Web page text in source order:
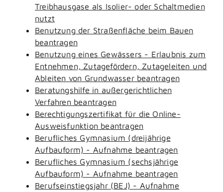
Treibhausgase als Isolier- oder Schaltmedien
nutzt
Benutzung der Straßenfläche beim Bauen
beantragen
Benutzung eines Gewässers - Erlaubnis zum
Entnehmen, Zutagefördern, Zutageleiten und
Ableiten von Grundwasser beantragen
Beratungshilfe in außergerichtlichen
Verfahren beantragen
Berechtigungszertifikat für die Online-
Ausweisfunktion beantragen
Berufliches Gymnasium (dreijährige
Aufbauform) - Aufnahme beantragen
Berufliches Gymnasium (sechsjährige
Aufbauform) - Aufnahme beantragen
Berufseinstiegsjahr (BEJ) - Aufnahme